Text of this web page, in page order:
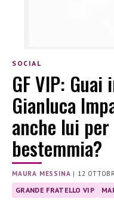
SOCIAL
GF VIP:
Gianluca
anche lui
bestemmia?
MAURA MESSINA | 12
GRANDE FRATELLO VIP